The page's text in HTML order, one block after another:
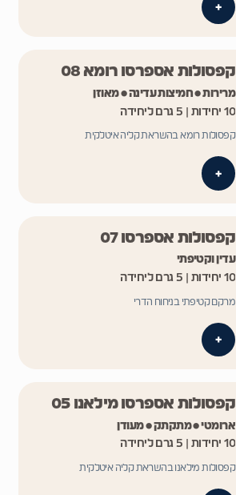
+
קפסולות אספרסו רומא 08
מרירות • חמיצות עדינה • מאוזן
10 יחידות | 5 גרם ליחידה
קפסולות רומא בהשראת קליה איטלקית
+
קפסולות אספרסו 07
עדין וקטיפתי
10 יחידות | 5 גרם ליחידה
מרקם קטיפתי בניחוח הדרי
+
קפסולות אספרסו מילאנו 05
ארומטי • מתקתק • מעודן
10 יחידות | 5 גרם ליחידה
קפסולות מילאנו בהשראת קליה איטלקית